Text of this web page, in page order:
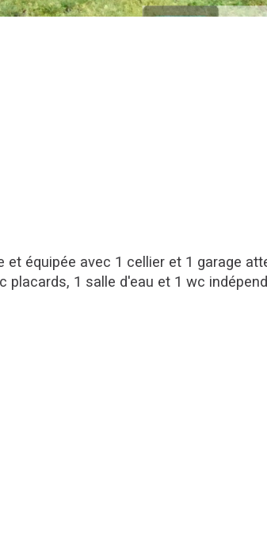
équipée avec 1 cellier et 1 garage
1 salle d'eau et 1 wc